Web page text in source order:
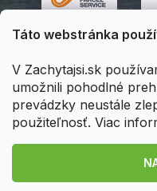
Táto webstránka
V Zachytajsi.sk
umožnili pohodlné
prevádzky neustále
použiteľnosť. Viac